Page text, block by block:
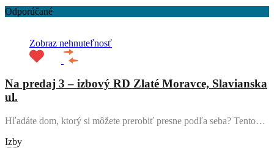
Odporúčané
Zobraz nehnuteľnosť
Na predaj 3 – izbový RD Zlaté Moravce, Slavianska
ul.
Hľadáte dom, ktorý si môžete prerobiť presne podľa seba? Tento…
Izby